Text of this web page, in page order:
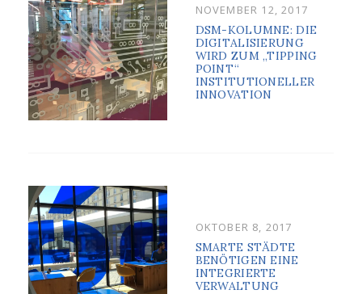
POSTED
ON
NOVEMBER 12, 2017
DSM-KOLUMNE: DIE
DIGITALISIERUNG
WIRD ZUM „TIPPING
POINT“
INSTITUTIONELLER
INNOVATION
POSTED
ON
OKTOBER 8, 2017
SMARTE STÄDTE
BENÖTIGEN EINE
INTEGRIERTE
VERWALTUNG